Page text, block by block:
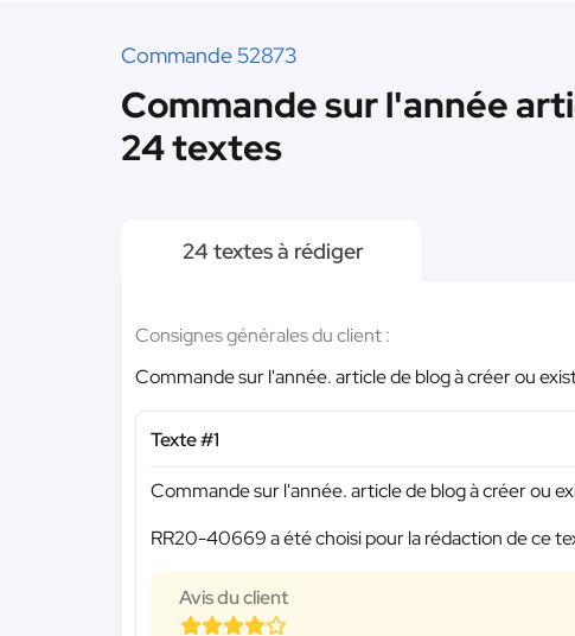
Commande 52873
Commande sur l'année
24 textes
24 textes à rédiger
Consignes générales du client :
Commande sur l'année. article de blog à créer ou
Texte #1
Commande sur l'année. article de blog à créer ou
RR20-40669 a été choisi pour la rédaction de ce
Avis du client